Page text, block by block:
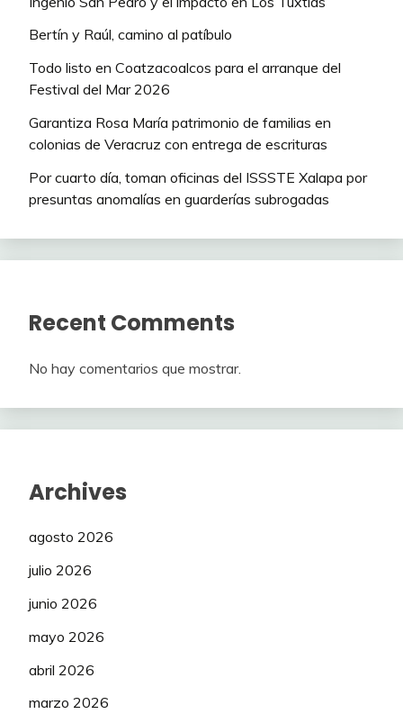
Bertín y Raúl, camino al patíbulo
Todo listo en Coatzacoalcos para el arranque del
Festival del Mar 2026
Garantiza Rosa María patrimonio de familias en
colonias de Veracruz con entrega de escrituras
Por cuarto día, toman oficinas del ISSSTE Xalapa por
presuntas anomalías en guarderías subrogadas
Recent Comments
No hay comentarios que mostrar.
Archives
agosto 2026
julio 2026
junio 2026
mayo 2026
abril 2026
marzo 2026